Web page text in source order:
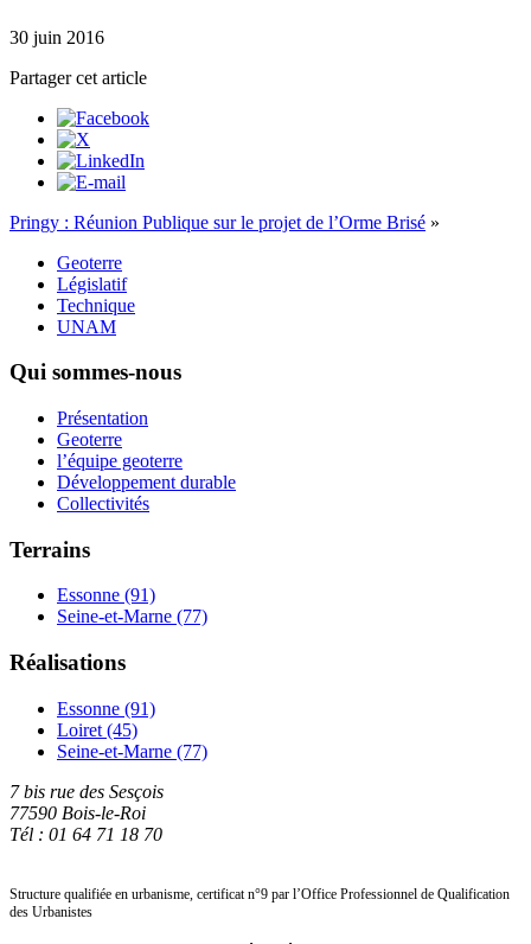
30 juin 2016
Partager cet article
Pringy : Réunion Publique sur le projet de l’Orme Brisé »
Geoterre
Législatif
Technique
UNAM
Qui sommes-nous
Présentation
Geoterre
l’équipe geoterre
Développement durable
Collectivités
Terrains
Essonne (91)
Seine-et-Marne (77)
Réalisations
Essonne (91)
Loiret (45)
Seine-et-Marne (77)
7 bis rue des Sesçois
77590 Bois-le-Roi
Tél : 01 64 71 18 70
Structure qualifiée en urbanisme, certificat n°9 par l’Office Professionnel de Qualification
des Urbanistes